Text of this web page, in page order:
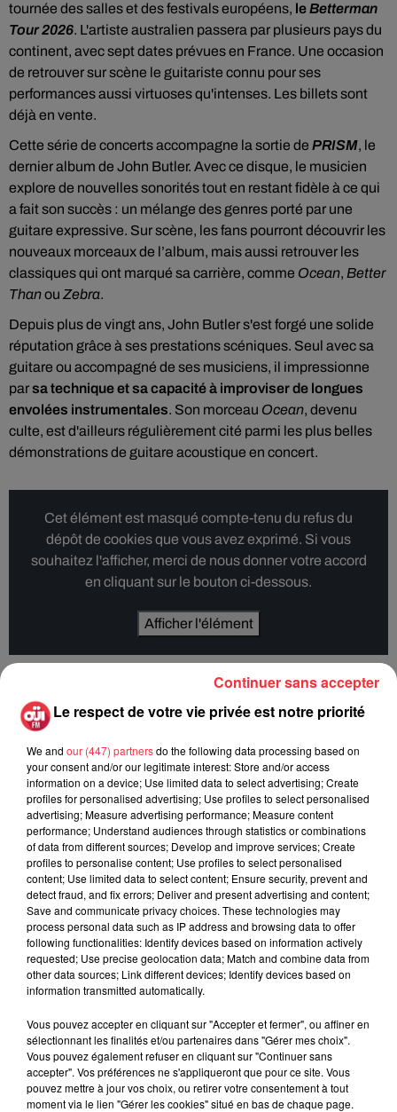
tournée des salles et des festivals européens, leBetterman
Tour 2026. L'artiste australien passera par plusieurs pays du
continent, avec sept dates prévues en France. Une occasion
de retrouver sur scène le guitariste connu pour ses
performances aussi virtuoses qu'intenses. Les billets sont
déjà en vente.
Cette série de concerts accompagne la sortie de PRISM, le
dernier album de John Butler. Avec ce disque, le musicien
explore de nouvelles sonorités tout en restant fidèle à ce qui
a fait son succès : un mélange des genres porté par une
guitare expressive. Sur scène, les fans pourront découvrir les
nouveaux morceaux de l’album, mais aussi retrouver les
classiques qui ont marqué sa carrière, comme Ocean, Better
Thanou Zebra.
Depuis plus de vingt ans, John Butler s'est forgé une solide
réputation grâce à ses prestations scéniques. Seul avec sa
guitare ou accompagné de ses musiciens, il impressionne
parsa technique et sa capacité à improviser de longues
envolées instrumentales. Son morceau Ocean, devenu
culte, est d'ailleurs régulièrement cité parmi les plus belles
démonstrations de guitare acoustique en concert.
Cet élément est masqué compte-tenu du refus du
dépôt de cookies que vous avez exprimé. Si vous
souhaitez l'afficher, merci de nous donner votre accord
en cliquant sur le bouton ci-dessous.
Afficher l'élément
Rock News
6 août 2026
La version réécrite de « Beautiful Day »
interprétée lors des...
6 août 2026
Weezer prépare la sortie de son nouvel
album en dévoilant une...
5 août 2026
Queens of the Stone Age lance une ligne
téléphonique pour...
Le respect de votre vie privée est notre priorité
We and our (447) partnersdo the following data processing based on
your consent and/or our legitimate interest: Store and/or access
information on a device; Use limited data to select advertising; Create
profiles for personalised advertising; Use profiles to select personalised
advertising; Measure advertising performance; Measure content
performance; Understand audiences through statistics or combinations
of data from different sources; Develop and improve services; Create
profiles to personalise content; Use profiles to select personalised
content; Use limited data to select content; Ensure security, prevent and
detect fraud, and fix errors; Deliver and present advertising and content;
Save and communicate privacy choices. These technologies may
process personal data such as IP address and browsing data to offer
following functionalities: Identify devices based on information actively
requested; Use precise geolocation data; Match and combine data from
other data sources; Link different devices; Identify devices based on
information transmitted automatically.
Vous pouvez accepter en cliquant sur "Accepter et fermer", ou affiner en
sélectionnant les finalités et/ou partenaires dans "Gérer mes choix".
Vous pouvez également refuser en cliquant sur "Continuer sans
accepter". Vos préférences ne s'appliqueront que pour ce site. Vous
pouvez mettre à jour vos choix, ou retirer votre consentement à tout
moment via le lien "Gérer les cookies" situé en bas de chaque page.
Continuer sans accepter